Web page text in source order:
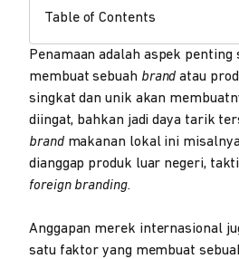
Table of Contents
Penamaan adalah aspek penting
membuat sebuah brandatau
singkat dan unik akan
diingat, bahkan jadi daya tarik
brand makanan lokal ini
dianggap produk luar negeri,
foreign branding.
Anggapan merek internasional
satu faktor yang membuat